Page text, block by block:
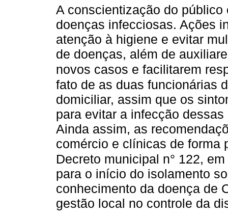
A conscientização do
doenças infecciosas. Ações
atenção à higiene e evitar
de doenças, além de
novos casos e facilitarem
fato de as duas funcionárias
domiciliar, assim que os
para evitar a infecção
Ainda assim, as
comércio e clínicas de forma
Decreto municipal n° 122,
para o início do isolamento
conhecimento da doença de
gestão local no controle da